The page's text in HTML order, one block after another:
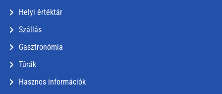
Helyi értéktár
Szállás
Gasztronómia
Túrák
Hasznos információk